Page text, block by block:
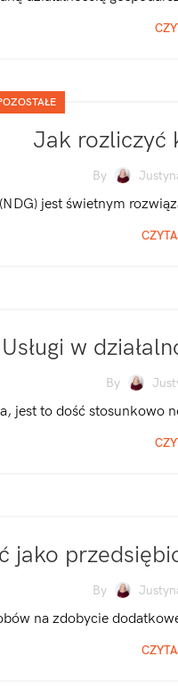
Jak rozliczyć
By
jest świetnym
Usługi w
By
jest to dość
jako
By
na zdobycie